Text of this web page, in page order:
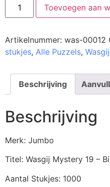
Toevoegen aan
Artikelnummer: was-00012
stukjes, Alle Puzzels, Wasgij
Beschrijving
Beschrijving
Merk: Jumbo
Titel: Wasgij Mystery 19 –
Aantal Stukjes: 1000